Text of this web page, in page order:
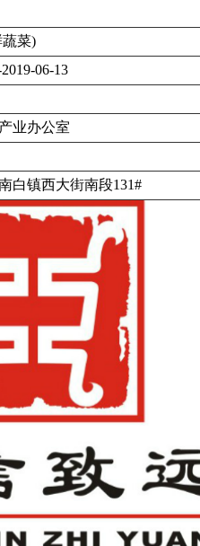
菜)
06-13
业办公室
白镇西大街南段131#